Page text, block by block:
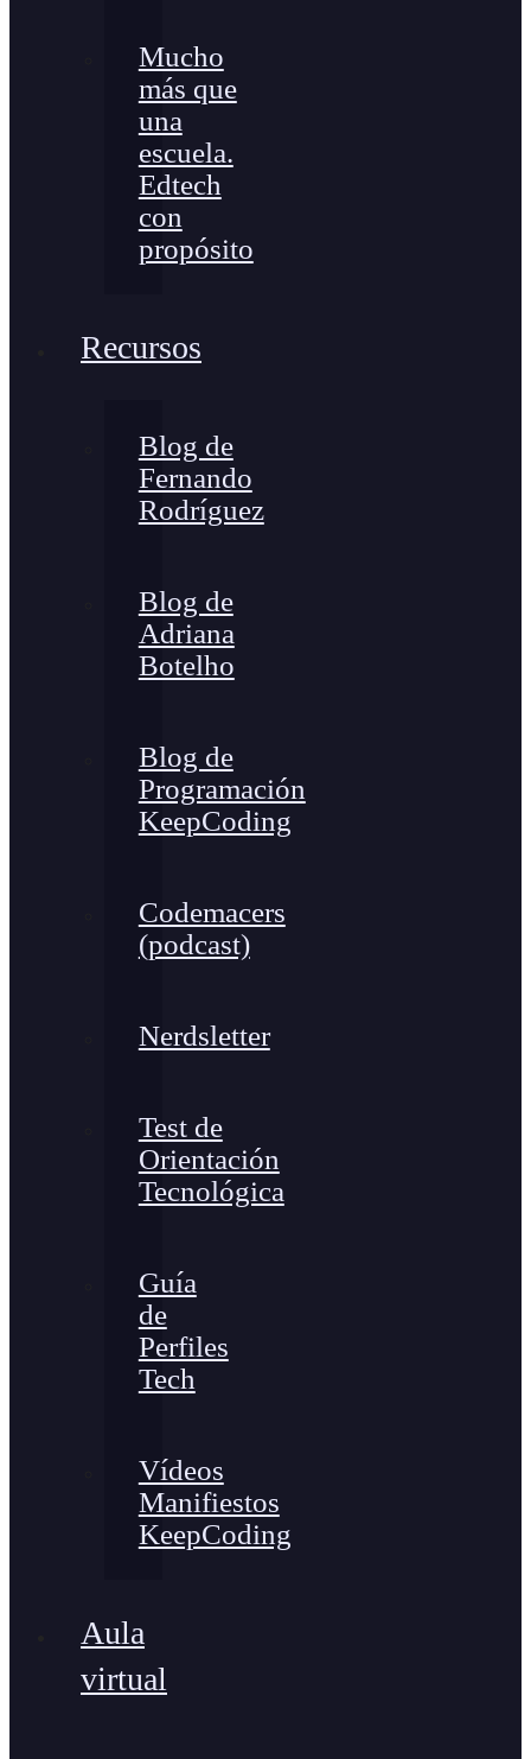
Mucho
más que
una
escuela.
Edtech
con
propósito
Recursos
Blog de
Fernando
Rodríguez
Blog de
Adriana
Botelho
Blog de
Programación
KeepCoding
Codemacers
(podcast)
Nerdsletter
Test de
Orientación
Tecnológica
Guía
de
Perfiles
Tech
Vídeos
Manifiestos
KeepCoding
Aula
virtual